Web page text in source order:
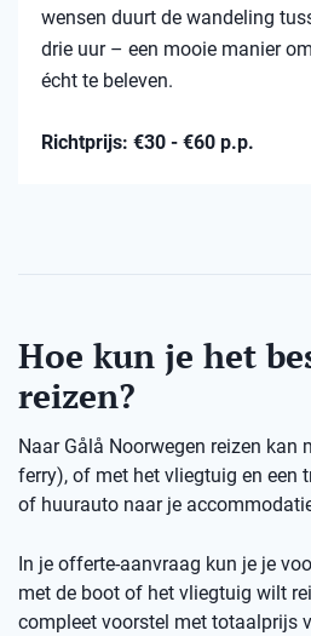
wensen duurt de wandeling
drie uur – een mooie manier
écht te beleven.
Richtprijs: €30 - €60 p.p.
Hoe kun je het
reizen?
Naar Gålå Noorwegen reizen kan
ferry), of met het vliegtuig en een
of huurauto naar je
In je offerte-aanvraag kun je je
met de boot of het vliegtuig wilt
compleet voorstel met totaalprijs